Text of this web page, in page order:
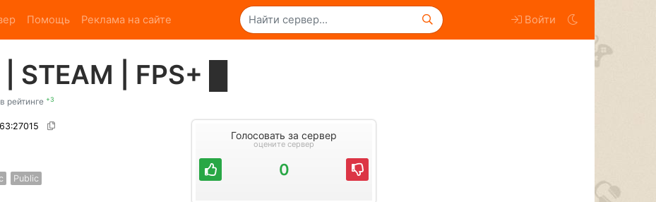
Помощь Реклама на сайте Войти
STEAM | FPS+ █
рейтинге +3
Public
Голосовать за сервер
оцените сервер
0